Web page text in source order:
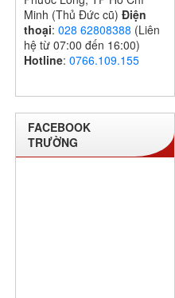
Minh (Thủ Đức cũ) Điện
thoại:028 62808388 (Liên
hệ từ 07:00 đến 16:00)
Hotline:0766.109.155
FACEBOOK
TRƯỜNG